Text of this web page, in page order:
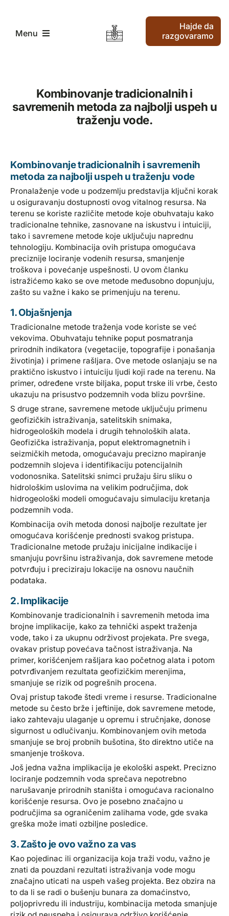
content
Menu
Traženje vode i bušenje vode
Ko smo mi
Najnoviji članci
Hajde da
razgovaramo
Kombinovanje tradicionalnih i
savremenih metoda za najbolji uspeh u
traženju vode.
Kombinovanje tradicionalnih i savremenih
metoda za najbolji uspeh u traženju vode
Pronalaženje vode u podzemlju predstavlja ključni korak
u osiguravanju dostupnosti ovog vitalnog resursa. Na
terenu se koriste različite metode koje obuhvataju kako
tradicionalne tehnike, zasnovane na iskustvu i intuiciji,
tako i savremene metode koje uključuju naprednu
tehnologiju. Kombinacija ovih pristupa omogućava
preciznije lociranje vodenih resursa, smanjenje
troškova i povećanje uspešnosti. U ovom članku
istražićemo kako se ove metode međusobno dopunjuju,
zašto su važne i kako se primenjuju na terenu.
1. Objašnjenja
Tradicionalne metode traženja vode koriste se već
vekovima. Obuhvataju tehnike poput posmatranja
prirodnih indikatora (vegetacije, topografije i ponašanja
životinja) i primene rašljara. Ove metode oslanjaju se na
praktično iskustvo i intuiciju ljudi koji rade na terenu. Na
primer, određene vrste biljaka, poput trske ili vrbe, često
ukazuju na prisustvo podzemnih voda blizu površine.
S druge strane, savremene metode uključuju primenu
geofizičkih istraživanja, satelitskih snimaka,
hidrogeoloških modela i drugih tehnoloških alata.
Geofizička istraživanja, poput elektromagnetnih i
seizmičkih metoda, omogućavaju precizno mapiranje
podzemnih slojeva i identifikaciju potencijalnih
vodonosnika. Satelitski snimci pružaju širu sliku o
hidrološkim uslovima na velikim područjima, dok
hidrogeološki modeli omogućavaju simulaciju kretanja
podzemnih voda.
Kombinacija ovih metoda donosi najbolje rezultate jer
omogućava korišćenje prednosti svakog pristupa.
Tradicionalne metode pružaju inicijalne indikacije i
smanjuju površinu istraživanja, dok savremene metode
potvrđuju i preciziraju lokacije na osnovu naučnih
podataka.
2. Implikacije
Kombinovanje tradicionalnih i savremenih metoda ima
brojne implikacije, kako za tehnički aspekt traženja
vode, tako i za ukupnu održivost projekata. Pre svega,
ovakav pristup povećava tačnost istraživanja. Na
primer, korišćenjem rašljara kao početnog alata i potom
potvrđivanjem rezultata geofizičkim merenjima,
smanjuje se rizik od pogrešnih procena.
Ovaj pristup takođe štedi vreme i resurse. Tradicionalne
metode su često brže i jeftinije, dok savremene metode,
iako zahtevaju ulaganje u opremu i stručnjake, donose
sigurnost u odlučivanju. Kombinovanjem ovih metoda
smanjuje se broj probnih bušotina, što direktno utiče na
smanjenje troškova.
Još jedna važna implikacija je ekološki aspekt. Precizno
lociranje podzemnih voda sprečava nepotrebno
narušavanje prirodnih staništa i omogućava racionalno
korišćenje resursa. Ovo je posebno značajno u
područjima sa ograničenim zalihama vode, gde svaka
greška može imati ozbiljne posledice.
3. Zašto je ovo važno za vas
Kao pojedinac ili organizacija koja traži vodu, važno je
znati da pouzdani rezultati istraživanja vode mogu
značajno uticati na uspeh vašeg projekta. Bez obzira na
to da li se radi o bušenju bunara za domaćinstvo,
poljoprivredu ili industriju, kombinacija metoda smanjuje